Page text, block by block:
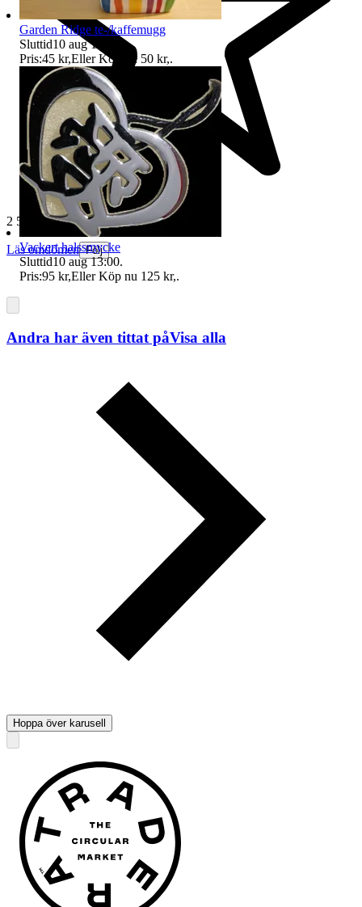
2 505 omdömen
Läs omdömen Följ
Garden Ridge te-/kaffemugg
Sluttid10 aug 12:00
Pris:45 kr,Eller Köp nu 50 kr,.
Vackert halssmycke
Sluttid10 aug 13:00.
Pris:95 kr,Eller Köp nu 125 kr,.
Andra har även tittat påVisa alla
Hoppa över karusell